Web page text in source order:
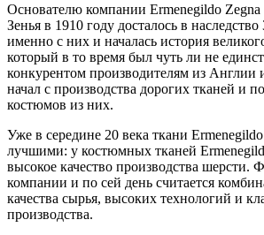
Основателю компании Ermenegildo
Зенья в 1910 году досталось в
именно с них и началась история
который в то время был чуть ли не
конкурентом производителям из
начал с производства дорогих тканей и
костюмов из них.
Уже в середине 20 века ткани
лучшими: у костюмных тканей
высокое качество производства шерсти.
компании и по сей день считается
качества сырья, высоких технологий и
производства.